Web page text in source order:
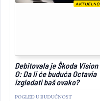
Debitovala je Škoda Vision
O: Da li će buduća Octavia
izgledati baš ovako?
POGLED U BUDUĆNOST
AKTUELNO
April 9, 2026